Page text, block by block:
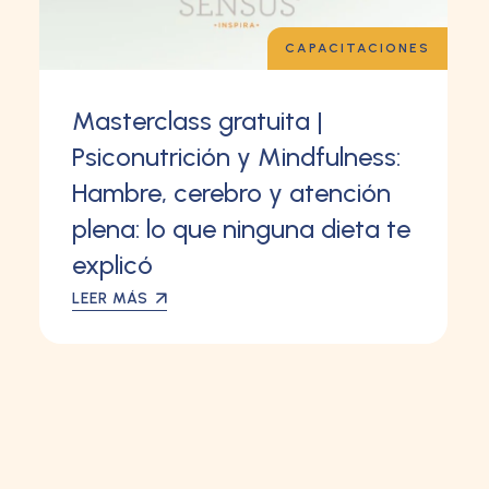
CAPACITACIONES
Masterclass gratuita |
Psiconutrición y Mindfulness:
Hambre, cerebro y atención
plena: lo que ninguna dieta te
explicó
LEER MÁS